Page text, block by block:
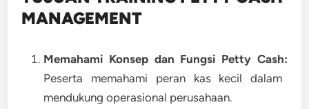
MANAGEMENT
Memahami Konsep dan Fungsi Petty Cash:
Peserta memahami peran kas kecil dalam
mendukung operasional perusahaan.